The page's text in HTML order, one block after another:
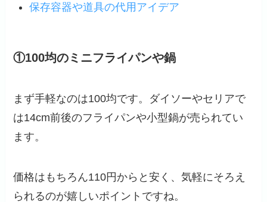
保存容器や道具の代用アイデア
①100均のミニフライパンや鍋
まず手軽なのは100均です。ダイソーやセリアで
は14cm前後のフライパンや小型鍋が売られてい
ます。
価格はもちろん110円からと安く、気軽にそろえ
られるのが嬉しいポイントですね。